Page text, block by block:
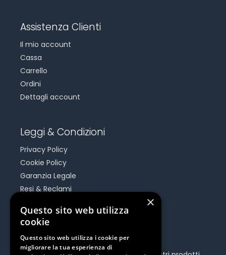
Assistenza Clienti
Il mio account
Cassa
Carrello
Ordini
Dettagli account
Leggi & Condizioni
Privacy Policy
Cookie Policy
Garanzia Legale
Resi & Reclami
Be Social
×
Questo sito web utilizza
cookie
Questo sito web utilizza i cookie per
migliorare la tua esperienza di